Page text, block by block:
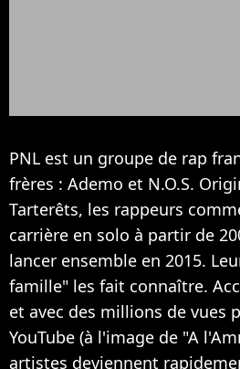
PNL est un groupe de rap
frères : Ademo et N.O.S.
Tarterêts, les rappeurs
carrière en solo à partir de
lancer ensemble en 2015.
famille" les fait connaître.
et avec des millions de vues
YouTube (à l'image de "A
artistes deviennent